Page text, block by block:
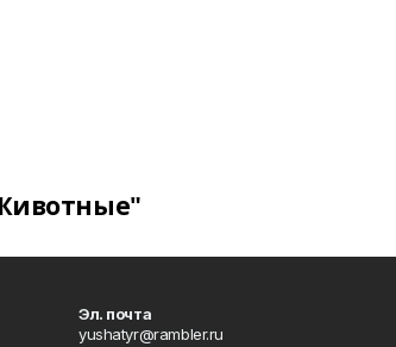
Эл. почта
yushatyr@rambler.ru